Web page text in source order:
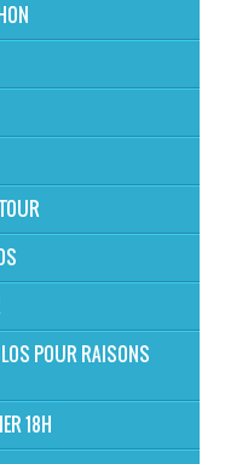
POUR RAISONS
18H